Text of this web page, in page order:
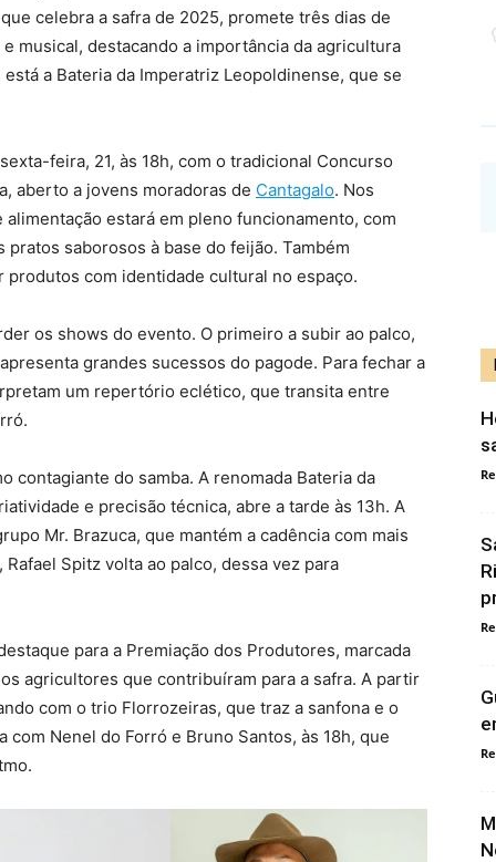
celebra a safra de 2025, promete três dias de
musical, destacando a importância da agricultura
a Bateria da Imperatriz Leopoldinense, que se
feira, 21, às 18h, com o tradicional Concurso
aberto a jovens moradoras de Cantagalo. Nos
estará em pleno funcionamento, com
saborosos à base do feijão. Também
com identidade cultural no espaço.
os shows do evento. O primeiro a subir ao palco,
grandes sucessos do pagode. Para fechar a
um repertório eclético, que transita entre
contagiante do samba. A renomada Bateria da
e precisão técnica, abre a tarde às 13h. A
Mr. Brazuca, que mantém a cadência com mais
Spitz volta ao palco, dessa vez para
para a Premiação dos Produtores, marcada
agricultores que contribuíram para a safra. A partir
com o trio Florrozeiras, que traz a sanfona e o
Nenel do Forró e Bruno Santos, às 18h, que